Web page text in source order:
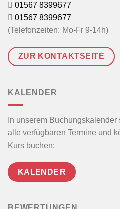
01567 8399677
01567 8399677
(Telefonzeiten: Mo-Fr 9-14h)
ZUR KONTAKTSEITE
KALENDER
In unserem
alle verfügbaren Termine und
Kurs buchen:
KALENDER